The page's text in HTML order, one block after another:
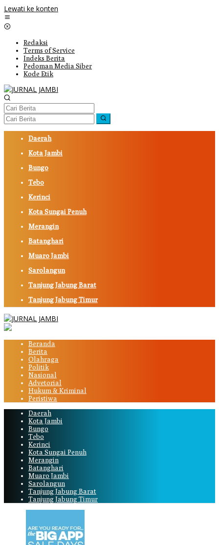
Lewati ke konten
Redaksi
Terms of Service
Indeks Berita
Pedoman Media Siber
Kode Etik
Daerah
Kota Jambi
Bungo
Tebo
Kerinci
Kota Sungai Penuh
Merangin
Batanghari
Muaro Jambi
Sarolangun
Tanjung Jabung Barat
Tanjung Jabung Timur
Beranda
Berita
Olahraga
Politik
Nasional
Advetorial
Hukum & Kriminal
Peristiwa
Daerah
Kota Jambi
Bungo
Tebo
Kerinci
Kota Sungai Penuh
Merangin
Batanghari
Muaro Jambi
Sarolangun
Tanjung Jabung Barat
Tanjung Jabung Timur